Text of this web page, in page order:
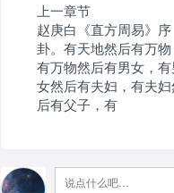
上一章节
赵庚白《直方周易》序
卦。有天地然后有万物
有万物然后有男女，有
女然后有夫妇，有夫妇
后有父子，有